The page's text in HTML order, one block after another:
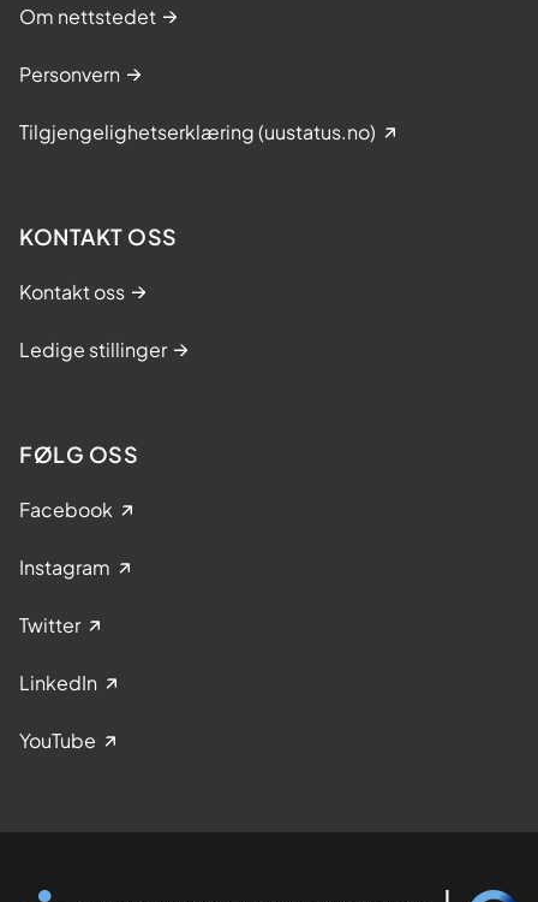
Om nettstedet
Personvern
Tilgjengelighetserklæring (uustatus.no)
KONTAKT OSS
Kontakt oss
Ledige stillinger
FØLG OSS
Facebook
Instagram
Twitter
LinkedIn
YouTube